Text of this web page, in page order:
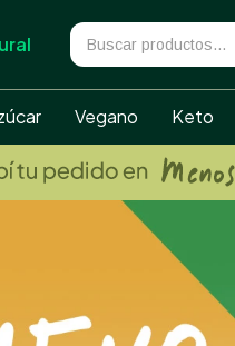
Vegano Keto